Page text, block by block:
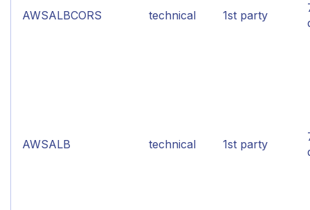
AWSALBCORS technical 1st party
AWSALB technical 1st party